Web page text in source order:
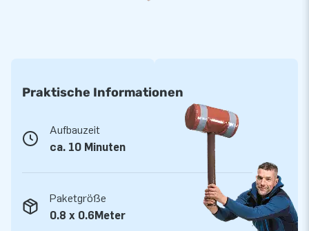
Praktische Informationen
Aufbauzeit
ca. 10 Minuten
Paketgröße
0.8 x 0.6Meter